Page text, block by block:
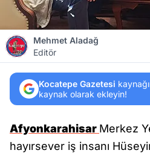
Mehmet Aladağ
Editör
Kocatepe Gazetesi
kaynak olarak ekleyin!
Afyonkarahisar Merkez
hayırsever iş insanı